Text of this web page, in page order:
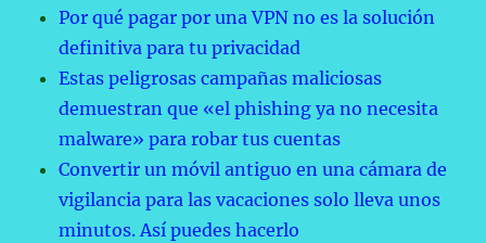
Por qué pagar por una VPN no es la solución
definitiva para tu privacidad
Estas peligrosas campañas maliciosas
demuestran que «el phishing ya no necesita
malware» para robar tus cuentas
Convertir un móvil antiguo en una cámara de
vigilancia para las vacaciones solo lleva unos
minutos. Así puedes hacerlo